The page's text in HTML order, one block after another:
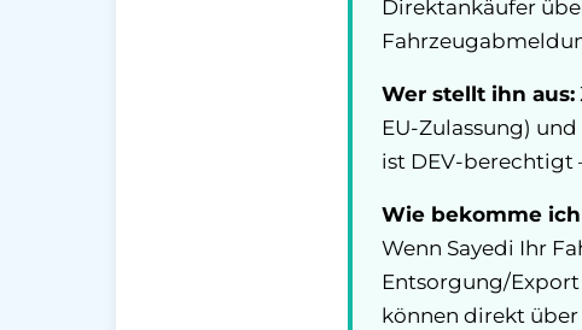
Direktankäufer
Wer stellt ihn aus:
EU-Zulassung)
ist DEV-berechtigt
Wie bekomme
Wenn Sayedi Ihr
Entsorgung/
können direkt über